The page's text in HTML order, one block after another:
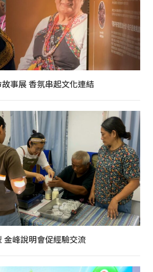
事展 香氛串起文化連結
金峰說明會促經驗交流